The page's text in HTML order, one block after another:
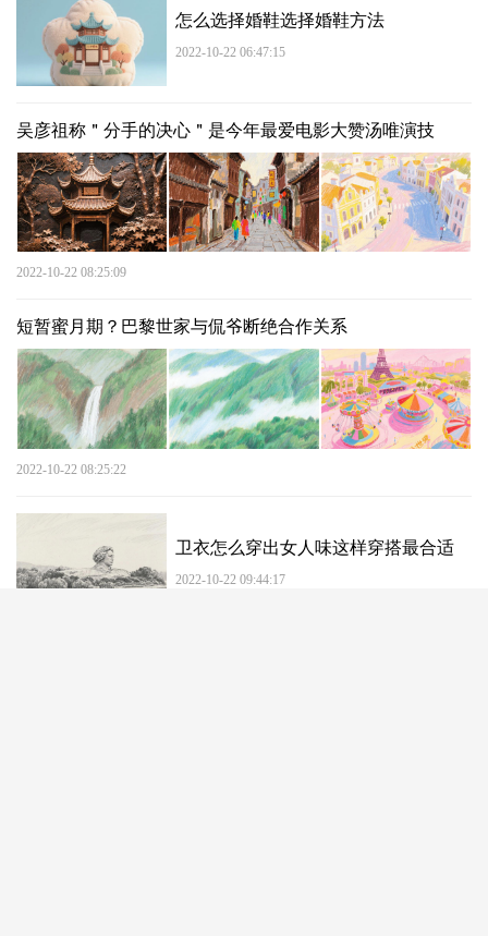
怎么选择婚鞋选择婚鞋方法
2022-10-22 06:47:15
吴彦祖称＂分手的决心＂是今年最爱电影大赞汤唯演技
2022-10-22 08:25:09
短暂蜜月期？巴黎世家与侃爷断绝合作关系
2022-10-22 08:25:22
卫衣怎么穿出女人味这样穿搭最合适
2022-10-22 09:44:17